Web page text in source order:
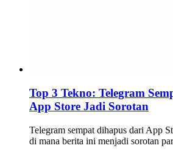
Top 3 Tekno: Telegram
App Store Jadi Sorotan
Telegram sempat dihapus dari App
di mana berita ini menjadi sorotan